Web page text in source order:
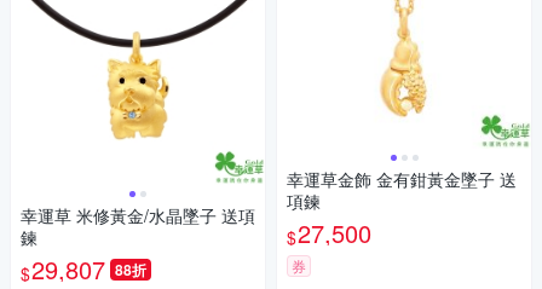
幸運草 米修黃金/水晶墜子 送項
鍊
$29,807 88折
幸運草金飾 金有鉗黃金墜子 送
項鍊
$27,500
券